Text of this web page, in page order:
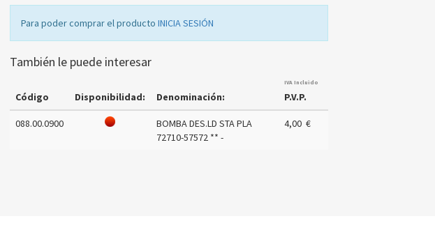
Para poder comprar el producto INICIA SESIÓN
También le puede interesar
Código Disponibilidad: Denominación:
IVA Incluido
P.V.P.
088.00.0900
BOMBA DES.LD STA PLA
72710-57572 ** -
4,00 €